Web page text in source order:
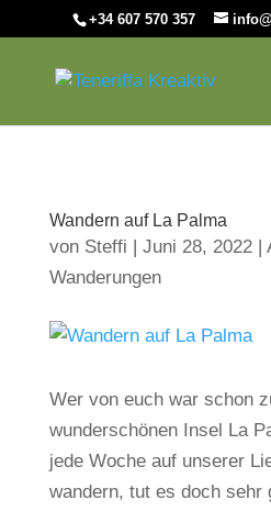
+34 607 570 357
Wandern auf La Palma
von Steffi | Juni 28, 2022|
Wanderungen
Wer von euch war schon
wunderschönen Insel La
jede Woche auf unserer
wandern, tut es doch sehr